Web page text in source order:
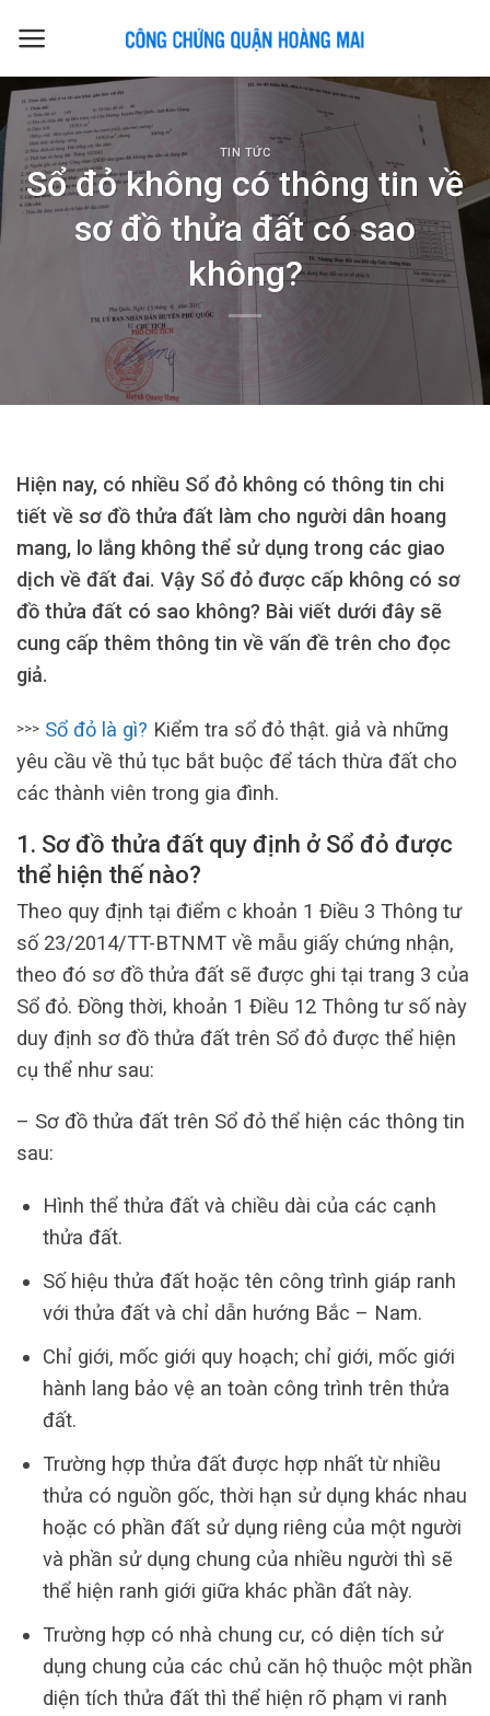
TIN TỨC
Sổ đỏ không có thông tin về
sơ đồ thửa đất có sao
không?
Hiện nay, có nhiều Sổ đỏ không có thông tin chi
tiết về sơ đồ thửa đất làm cho người dân hoang
mang, lo lắng không thể sử dụng trong các giao
dịch về đất đai. Vậy Sổ đỏ được cấp không có sơ
đồ thửa đất có sao không? Bài viết dưới đây sẽ
cung cấp thêm thông tin về vấn đề trên cho đọc
giả.
>>> Sổ đỏ là gì? Kiểm tra sổ đỏ thật. giả và những
yêu cầu về thủ tục bắt buộc để tách thừa đất cho
các thành viên trong gia đình.
1. Sơ đồ thửa đất quy định ở Sổ đỏ được
thể hiện thế nào?
Theo quy định tại điểm c khoản 1 Điều 3 Thông tư
số 23/2014/TT-BTNMT về mẫu giấy chứng nhận,
theo đó sơ đồ thửa đất sẽ được ghi tại trang 3 của
Sổ đỏ. Đồng thời, khoản 1 Điều 12 Thông tư số này
duy định sơ đồ thửa đất trên Sổ đỏ được thể hiện
cụ thể như sau:
– Sơ đồ thửa đất trên Sổ đỏ thể hiện các thông tin
sau:
Hình thể thửa đất và chiều dài của các cạnh
thửa đất.
Số hiệu thửa đất hoặc tên công trình giáp ranh
với thửa đất và chỉ dẫn hướng Bắc – Nam.
Chỉ giới, mốc giới quy hoạch; chỉ giới, mốc giới
hành lang bảo vệ an toàn công trình trên thửa
đất.
Trường hợp thửa đất được hợp nhất từ nhiều
thửa có nguồn gốc, thời hạn sử dụng khác nhau
hoặc có phần đất sử dụng riêng của một người
và phần sử dụng chung của nhiều người thì sẽ
thể hiện ranh giới giữa khác phần đất này.
Trường hợp có nhà chung cư, có diện tích sử
dụng chung của các chủ căn hộ thuộc một phần
diện tích thửa đất thì thể hiện rõ phạm vi ranh